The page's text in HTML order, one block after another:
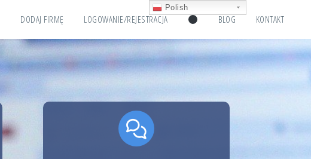
DODAJ FIRMĘ LOGOWANIE/REJESTRACJA BLOG KONTAKT
Polish